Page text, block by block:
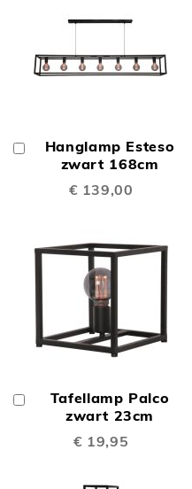
Hanglamp Esteso
zwart 168cm
€ 139,00
Winkelwagen
Tafellamp Palco
zwart 23cm
€ 19,95
Winkelwagen